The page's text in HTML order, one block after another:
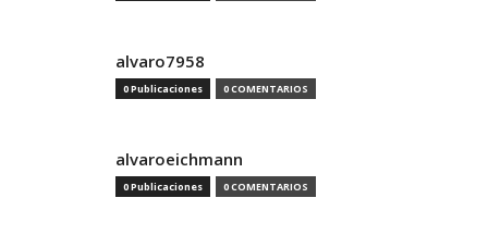
alvaro7958
0 Publicaciones 0 COMENTARIOS
alvaroeichmann
0 Publicaciones 0 COMENTARIOS